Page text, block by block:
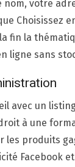
votre
Choisissez
fin la
ligne sans
avec un
à une
les produits
Facebook